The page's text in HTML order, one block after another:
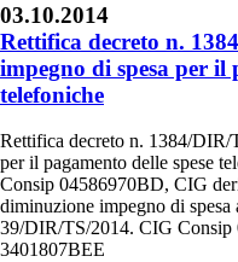
03.10.2014
Rettifica decreto n.
impegno di spesa per il
telefoniche
Rettifica decreto n. 1384/DIR/
per il pagamento delle spese
Consip 04586970BD, CIG
diminuzione impegno di spesa
39/DIR/TS/2014. CIG
3401807BEE